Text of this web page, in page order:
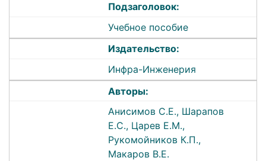
Подзаголовок:
Учебное пособие
Издательство:
Инфра-Инженерия
Авторы:
Анисимов С.Е., Шарапов
Е.С., Царев Е.М.,
Рукомойников К.П.,
Макаров В.Е.